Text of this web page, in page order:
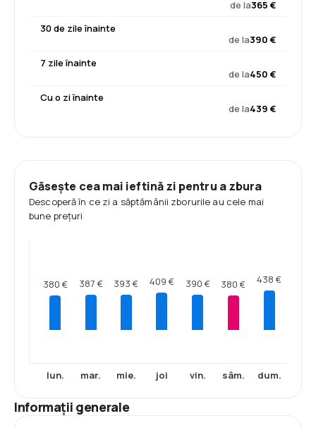
de la365 €
30 de zile înainte
de la390 €
7 zile înainte
de la450 €
Cu o zi înainte
de la439 €
Găsește cea mai ieftină zi pentru a zbura
Descoperă în ce zi a săptămânii zborurile au cele mai
bune prețuri
380 €
lun.
387 €
mar.
393 €
mie.
409 €
joi
390 €
vin.
380 €
sâm.
438 €
dum.
Informații generale